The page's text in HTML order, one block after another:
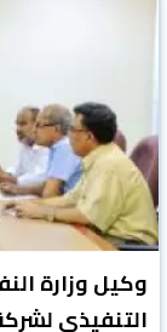
وكيل وزارة
التنفيذي